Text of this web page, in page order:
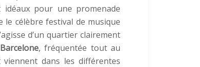
pour une promenade
le célèbre festival de musique
d’un quartier clairement
, fréquentée tout au
dans les différentes